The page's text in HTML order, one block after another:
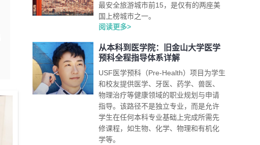
最安全旅游城市前15，是仅有的两座美
国上榜城市之一。
阅读更多>
从本科到医学院：旧金山大学医学
预科全程指导体系详解
USF医学预科（Pre-Health）项目为学生
和校友提供医学、牙医、药学、兽医、
物理治疗等健康领域的职业规划与申请
指导。该路径不是独立专业，而是允许
学生在任何本科专业基础上完成所需先
修课程，如生物、化学、物理和有机化
学等。